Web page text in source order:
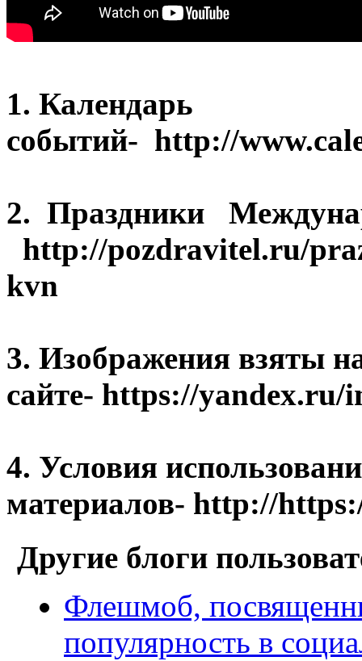
1. Календарь
событий- http://
2. Праздники
http://pozdravitel.ru/
kvn
3. Изображения взяты
сайте- https://yandex.ru/
4. Условия
материалов- http://
Другие блоги
Флешмоб,
популярность в